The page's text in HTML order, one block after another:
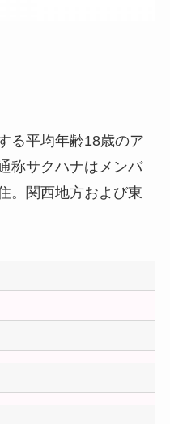
る平均年齢18歳のア
称サクハナはメンバ
。関西地方および東